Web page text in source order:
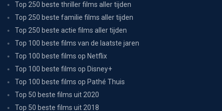
Top 250 beste thriller films aller tijden
Top 250 beste familie films aller tijden
Top 250 beste actie films aller tijden
Top 100 beste films van de laatste jaren
Top 100 beste films op Netflix
Top 100 beste films op Disney+
Top 100 beste films op Pathé Thuis
Top 50 beste films uit 2020
Top 50 beste films uit 2018